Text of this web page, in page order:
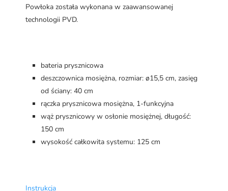
Powłoka została wykonana w zaawansowanej
technologii PVD.
bateria prysznicowa
deszczownica mosiężna, rozmiar: ø15,5 cm, zasięg
od ściany: 40 cm
rączka prysznicowa mosiężna, 1-funkcyjna
wąż prysznicowy w osłonie mosiężnej, długość:
150 cm
wysokość całkowita systemu: 125 cm
Instrukcja